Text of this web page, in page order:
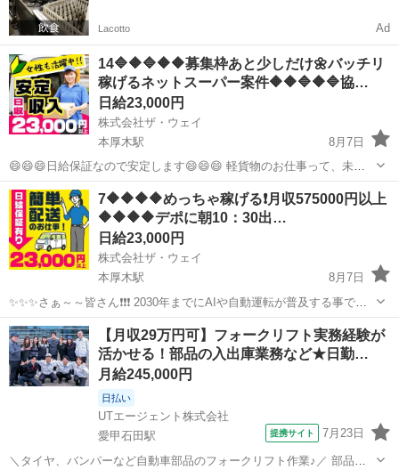
Lacotto Ad
14🔷🔶🔷🔶🔶募集枠あと少しだけ🌼バッチリ
稼げるネットスーパー案件🔶🔶🔷🔶🔷協…
日給23,000円
株式会社ザ・ウェイ
本厚木駅
8月7日
😄😄😄日給保証なので安定します😄😄😄 軽貨物のお仕事って、未だ
に不安定なフルコミッション （完全出来高）や時給1600円程度の安い
時給で募集されている お仕事が以外と多いんですよね～。 🔸時給
1600円→...
神奈川 厚木市 本厚木駅 ネットスーパー
7🔶🔶🔶🔶めっちゃ稼げる❗️月収575000円以上
🔶🔶🔶🔶デポに朝10：30出…
日給23,000円
株式会社ザ・ウェイ
本厚木駅
8月7日
✨✨✨さぁ～～皆さん❗️❗️❗️ 2030年までにAIや自動運転が普及する事で
27％の仕事が消滅すると言われています❗️ 貴方の仕事は大丈夫❓❓❓ 💡
近い将来レジ打ちの仕事は自動化され品出しもロボット化、 ...
神奈川 厚木市 本厚木駅 ドライバー ネットスーパー
【月収29万円可】フォークリフト実務経験が
活かせる！部品の入出庫業務など★日勤…
月給245,000円
日払い
UTエージェント株式会社
愛甲石田駅
提携サイト 7月23日
＼タイヤ、バンパーなど自動車部品のフォークリフト作業♪／ 部品の